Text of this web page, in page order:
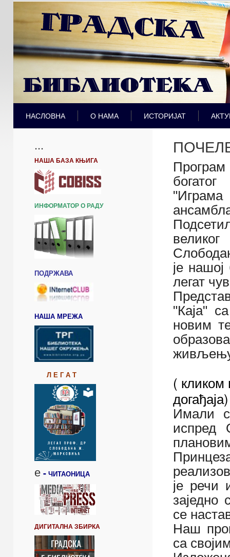
НАСЛОВНА О НАМА ИСТОРИЈАТ
...
НАША БАЗА КЊИГА
ИНФОРМАТОР О РАДУ
ПОДРЖАВА
НАША МРЕЖА
Л Е Г А Т
е- ЧИТАОНИЦА
ДИГИТАЛНА ЗБИРКА
"Играма
је
легат
"Каја"
новим
живљењу
( кликом
догађаја)
Имали
испред
је речи
се
Наш
са